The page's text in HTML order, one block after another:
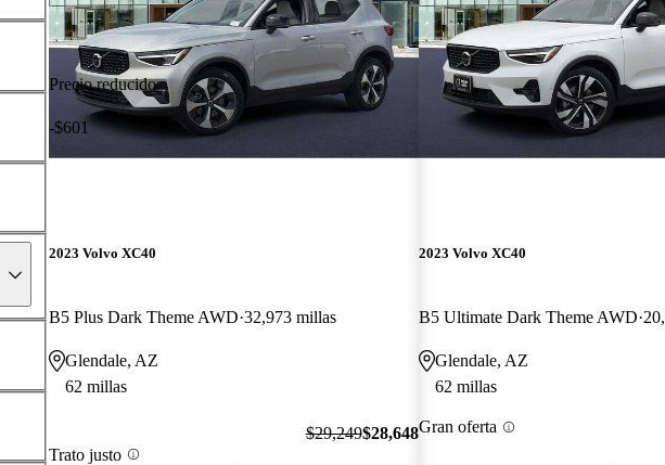
Precio reducido
-$601
2023 Volvo XC40
B5 Plus Dark Theme AWD 32,973 millas
Glendale, AZ
62 millas
Trato justo
$29,249$28,648
2023 Volvo XC40
B5 Ultimate Dark Theme AWD
Glendale, AZ
62 millas
Gran oferta